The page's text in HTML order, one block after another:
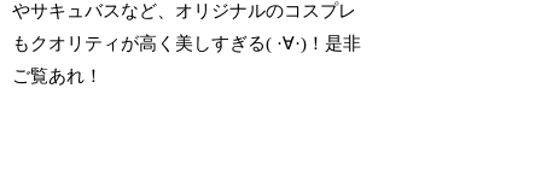
やサキュバスなど、オリジナルのコスプレ
もクオリティが高く美しすぎる( ·∀·)！是非
ご覧あれ！